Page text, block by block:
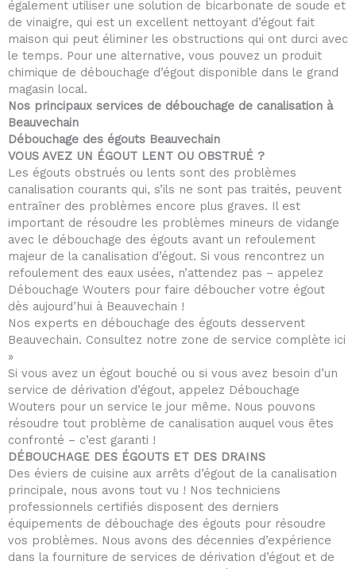
également utiliser une solution de bicarbonate de soude et
de vinaigre, qui est un excellent nettoyant d’égout fait
maison qui peut éliminer les obstructions qui ont durci avec
le temps. Pour une alternative, vous pouvez un produit
chimique de débouchage d’égout disponible dans le grand
magasin local.
Nos principaux services de débouchage de canalisation à
Beauvechain
Débouchage des égouts Beauvechain
VOUS AVEZ UN ÉGOUT LENT OU OBSTRUÉ ?
Les égouts obstrués ou lents sont des problèmes
canalisation courants qui, s’ils ne sont pas traités, peuvent
entraîner des problèmes encore plus graves. Il est
important de résoudre les problèmes mineurs de vidange
avec le débouchage des égouts avant un refoulement
majeur de la canalisation d’égout. Si vous rencontrez un
refoulement des eaux usées, n’attendez pas – appelez
Débouchage Wouters pour faire déboucher votre égout
dès aujourd’hui à Beauvechain !
Nos experts en débouchage des égouts desservent
Beauvechain. Consultez notre zone de service complète ici
»
Si vous avez un égout bouché ou si vous avez besoin d’un
service de dérivation d’égout, appelez Débouchage
Wouters pour un service le jour même. Nous pouvons
résoudre tout problème de canalisation auquel vous êtes
confronté – c’est garanti !
DÉBOUCHAGE DES ÉGOUTS ET DES DRAINS
Des éviers de cuisine aux arrêts d’égout de la canalisation
principale, nous avons tout vu ! Nos techniciens
professionnels certifiés disposent des derniers
équipements de débouchage des égouts pour résoudre
vos problèmes. Nous avons des décennies d’expérience
dans la fourniture de services de dérivation d’égout et de